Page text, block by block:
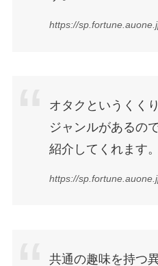
https://
オタクというくく
ジャンルがあるの
紹介してくれます。
https://
共通の趣味を持つ